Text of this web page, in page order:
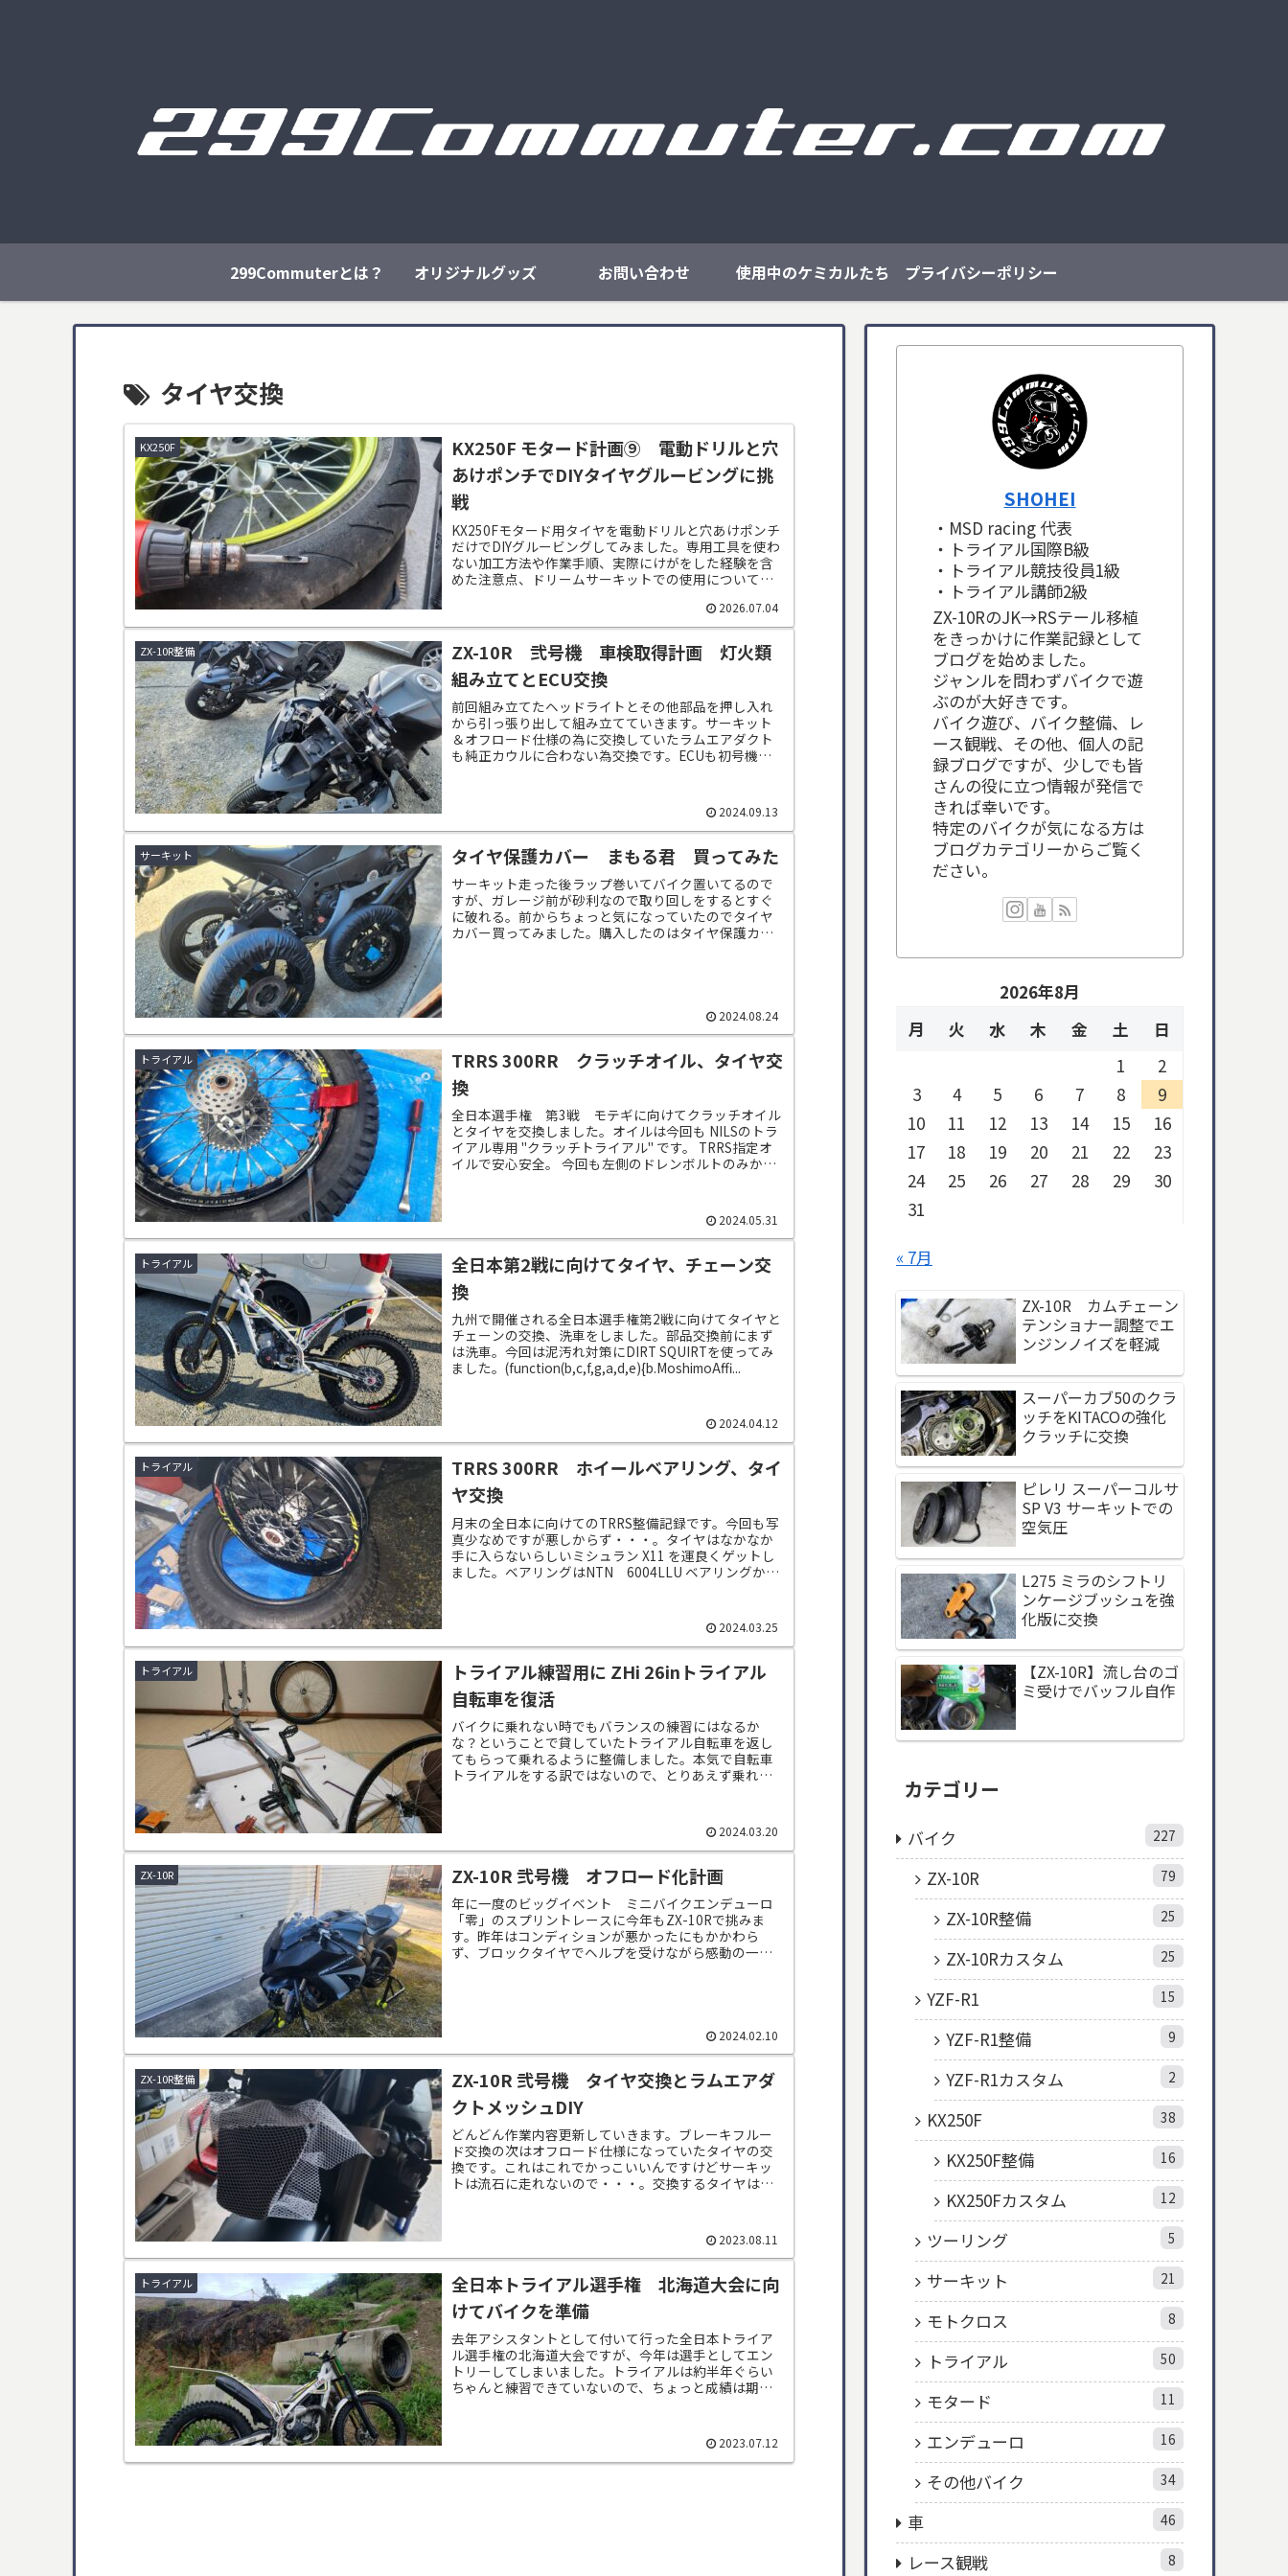
299Commuterとは？ オリジナルグッズ お問い合わせ 使用中のケミカルたち プライバシーポリシー
タイヤ交換
KX250F
KX250F モタード計画⑨ 電動ドリルと穴
あけポンチでDIYタイヤグルービングに挑
戦
KX250Fモタード用タイヤを電動ドリルと穴あけポンチ
だけでDIYグルービングしてみました。専用工具を使わ
ない加工方法や作業手順、実際にけがをした経験を含
めた注意点、ドリームサーキットでの使用について紹
2026.07.04
ZX-10R整備
ZX-10R 弐号機 車検取得計画 灯火類
組み立てとECU交換
前回組み立てたヘッドライトとその他部品を押し入れ
から引っ張り出して組み立てていきます。サーキット
＆オフロード仕様の為に交換していたラムエアダクト
も純正カウルに合わない為交換です。ECUも初号機か
2024.09.13
サーキット タイヤ保護カバー まもる君 買ってみた
サーキット走った後ラップ巻いてバイク置いてるので
すが、ガレージ前が砂利なので取り回しをするとすぐ
に破れる。前からちょっと気になっていたのでタイヤ
カバー買ってみました。購入したのはタイヤ保護カバ
2024.08.24
トライアル
TRRS 300RR クラッチオイル、タイヤ交
換
全日本選手権 第3戦 モテギに向けてクラッチオイル
とタイヤを交換しました。オイルは今回も NILSのトラ
イアル専用 "クラッチトライアル" です。 TRRS指定オ
イルで安心安全。 今回も左側のドレンボルトのみから
2024.05.31
トライアル
全日本第2戦に向けてタイヤ、チェーン交
換
九州で開催される全日本選手権第2戦に向けてタイヤと
チェーンの交換、洗車をしました。部品交換前にまず
は洗車。今回は泥汚れ対策にDIRT SQUIRTを使ってみ
ました。(function(b,c,f,g,a,d,e){b.MoshimoAffi...
2024.04.12
トライアル
TRRS 300RR ホイールベアリング、タイ
ヤ交換
月末の全日本に向けてのTRRS整備記録です。今回も写
真少なめですが悪しからず・・・。タイヤはなかなか
手に入らないらしいミシュラン X11 を運良くゲットし
ました。ベアリングはNTN 6004LLU ベアリングから
2024.03.25
トライアル
トライアル練習用に ZHi 26inトライアル
自転車を復活
バイクに乗れない時でもバランスの練習にはなるか
な？ということで貸していたトライアル自転車を返し
てもらって乗れるように整備しました。本気で自転車
トライアルをする訳ではないので、とりあえず乗れる
2024.03.20
ZX-10R ZX-10R 弐号機 オフロード化計画
年に一度のビッグイベント ミニバイクエンデューロ
「零」のスプリントレースに今年もZX-10Rで挑みま
す。昨年はコンディションが悪かったにもかかわら
ず、ブロックタイヤでヘルプを受けながら感動の一周
2024.02.10
ZX-10R整備
ZX-10R 弐号機 タイヤ交換とラムエアダ
クトメッシュDIY
どんどん作業内容更新していきます。ブレーキフルー
ド交換の次はオフロード仕様になっていたタイヤの交
換です。これはこれでかっこいいんですけどサーキッ
トは流石に走れないので・・・。交換するタイヤは去
2023.08.11
トライアル
全日本トライアル選手権 北海道大会に向
けてバイクを準備
去年アシスタントとして付いて行った全日本トライア
ル選手権の北海道大会ですが、今年は選手としてエン
トリーしてしまいました。トライアルは約半年ぐらい
ちゃんと練習できていないので、ちょっと成績は期待
2023.07.12
SHOHEI
・MSD racing 代表
・トライアル国際B級
・トライアル競技役員1級
・トライアル講師2級
ZX-10RのJK→RSテール移植
をきっかけに作業記録として
ブログを始めました。
ジャンルを問わずバイクで遊
ぶのが大好きです。
バイク遊び、バイク整備、レ
ース観戦、その他、個人の記
録ブログですが、少しでも皆
さんの役に立つ情報が発信で
きれば幸いです。
特定のバイクが気になる方は
ブログカテゴリーからご覧く
ださい。
2026年8月
月
火 水 木 金 土
日
1
2
3
4 5 6 7 8
9
10
11 12 13 14 15
16
17
18 19 20 21 22
23
24
25 26 27 28 29
30
31
« 7月
ZX-10R カムチェーン
テンショナー調整でエ
ンジンノイズを軽減
スーパーカブ50のクラ
ッチをKITACOの強化
クラッチに交換
ピレリ スーパーコルサ
SP V3 サーキットでの
空気圧
L275 ミラのシフトリ
ンケージブッシュを強
化版に交換
【ZX-10R】流し台のゴ
ミ受けでバッフル自作
カテゴリー
バイク 227
ZX-10R 79
ZX-10R整備 25
ZX-10Rカスタム 25
YZF-R1 15
YZF-R1整備 9
YZF-R1カスタム 2
KX250F 38
KX250F整備 16
KX250Fカスタム 12
ツーリング 5
サーキット 21
モトクロス 8
トライアル 50
モタード 11
エンデューロ 16
その他バイク 34
車 46
レース観戦 8